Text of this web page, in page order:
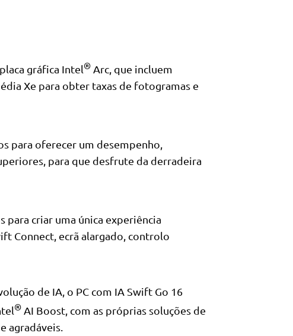
gráfica Intel®Arc, que incluem
Xe para obter taxas de fotogramas e
para oferecer um desempenho,
para que desfrute da derradeira
criar uma única experiência
Connect, ecrã alargado, controlo
de IA, o PC com IA Swift Go 16
®AI Boost, com as próprias soluções de
agradáveis.